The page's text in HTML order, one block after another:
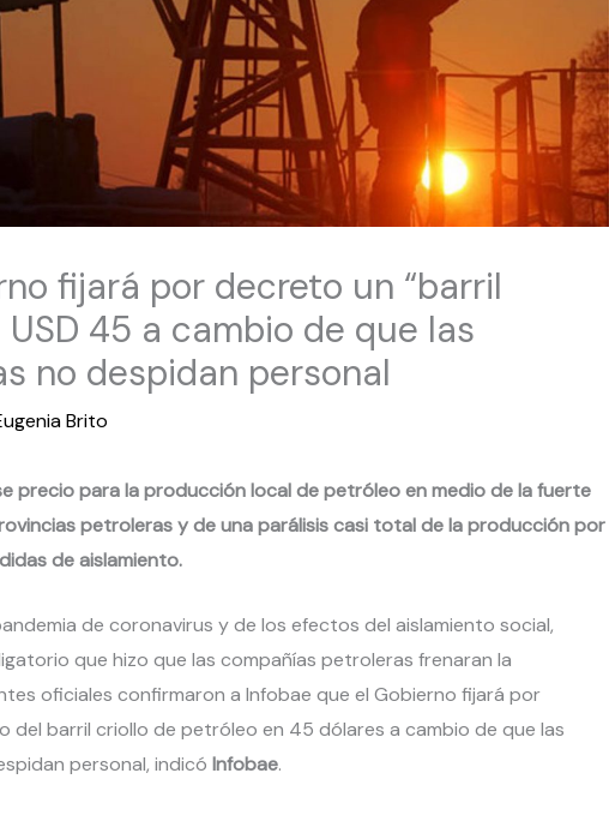
fijará por decreto un “barril
USD 45 a cambio de que las
no despidan personal
Brito
precio para la producción local de petróleo en medio de la fuerte
petroleras y de una parálisis casi total de la producción por
de aislamiento.
de coronavirus y de los efectos del aislamiento social,
que hizo que las compañías petroleras frenaran la
oficiales confirmaron a Infobae que el Gobierno fijará por
del barril criollo de petróleo en 45 dólares a cambio de que las
personal, indicó Infobae.